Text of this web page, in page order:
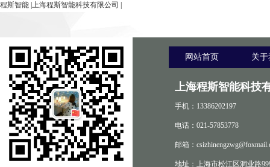
程斯智能 上海程斯智能科技有限公司
网站首页 关
上海程斯智能科技
手机：13386202197
电话：021-57853778
邮箱：
地址：上海市松江区洞业路